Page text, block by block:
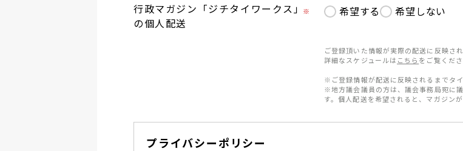
行政マガジン「ジチタイワークス」
の個人配送
※ 希望する 希望しない
ご登録頂いた情報が実際の配送に反映さ
詳細なスケジュールは こちら をご覧くださ
※ご登録情報が配送に反映されるまでタ
※地方議会議員の方は、議会事務局宛に
す。個人配送を希望されると、マガジン
プライバシーポリシー